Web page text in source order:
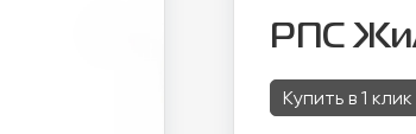
РПС
Купить в 1 клик